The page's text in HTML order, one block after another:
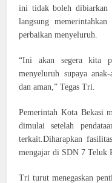
ini tidak boleh dibiarkan
langsung
perbaikan menyeluruh.
“Ini akan segera kita
menyeluruh supaya
dan aman,” Tegas Tri.
Pemerintah Kota Bekasi
dimulai setelah
terkait.Diharapkan
mengajar di SDN 7 Teluk
Tri turut menegaskan